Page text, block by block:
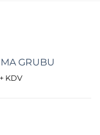
GRUBU
+ KDV